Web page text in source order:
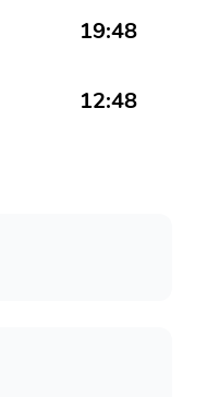
19:48
12:48